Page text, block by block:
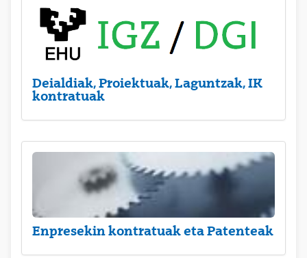
Deialdiak, Proiektuak, Laguntzak, IK
kontratuak
Enpresekin kontratuak eta Patenteak